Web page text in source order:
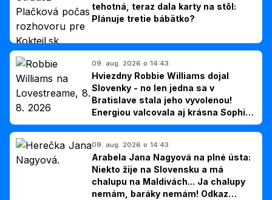
tehotná, teraz dala karty na stôl:
Plánuje tretie bábätko?
09. aug. 2026 o 14:43
Hviezdny Robbie Williams dojal
Slovenky - no len jedna sa v
Bratislave stala jeho vyvolenou!
Energiou valcovala aj krásna Sophie
Ellis-Bextor (foto)
09. aug. 2026 o 14:43
Arabela Jana Nagyová na plné ústa:
Niekto žije na Slovensku a má
chalupu na Maldivách... Ja chalupy
nemám, baráky nemám! Odkaz